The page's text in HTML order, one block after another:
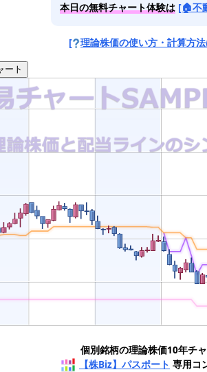
本日の無料チャート体験は [🏠不
[ 理論株価の使い方・計算方
ート
個別銘柄の理論株価10年チャ
【株Biz】パスポート 専用コ